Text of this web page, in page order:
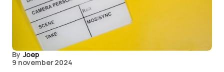
By Joep
9 november 2024